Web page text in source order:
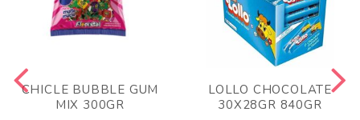
CHICLE BUBBLE GUM
MIX 300GR
LOLLO CHOCOLATE
30X28GR 840GR